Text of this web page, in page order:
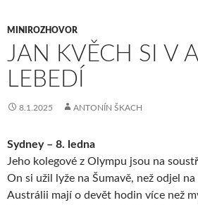
MINIROZHOVOR
JAN KVĚCH SI V
LEBEDÍ
8.1.2025 ANTONÍN ŠKACH
Sydney – 8. ledna
Jeho kolegové z Olympu jsou na
On si užil lyže na Šumavě, než odjel
Austrálii mají o devět hodin více než